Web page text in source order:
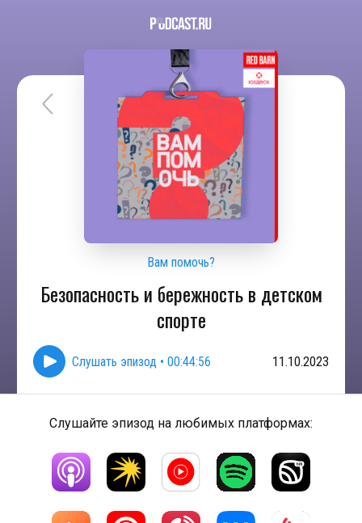
Вам помочь?
Безопасность и бережность в детском
спорте
Слушать эпизод • 00:44:56 11.10.2023
Слушайте эпизод на любимых платформах: